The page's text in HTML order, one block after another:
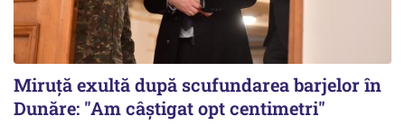
Miruță exultă după scufundarea barjelor în
Dunăre: "Am câștigat opt centimetri"